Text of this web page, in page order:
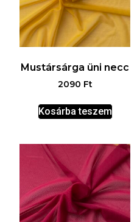
Mustársárga üni necc
2090 Ft
Kosárba teszem